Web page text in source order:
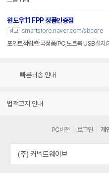
윈도우11 FPP 정품인증점
광고 smartstore.naver.com/sbcore
포인트적립/한국정품/PC,노트북 USB설치
빠른배송 안내
법적고지 안내
PC버전 로그인 개
(주) 커넥트웨이브